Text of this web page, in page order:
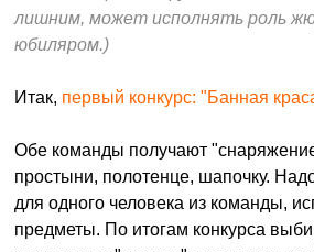
лишним, может исполнять роль
юбиляром.)
Итак, первый конкурс: "Банная
Обе команды получают
простыни, полотенце, шапочку.
для одного человека из команды,
предметы. По итогам конкурса